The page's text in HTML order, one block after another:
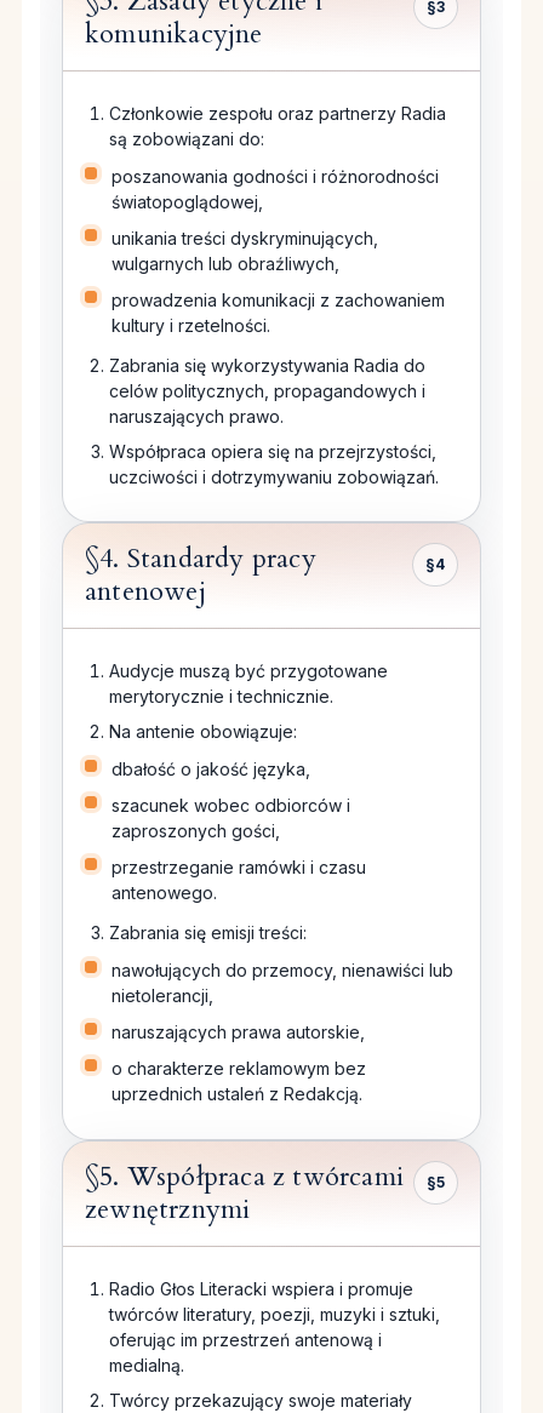
komunikacyjne
§3
Członkowie zespołu oraz partnerzy Radia
są zobowiązani do:
poszanowania godności i różnorodności
światopoglądowej,
unikania treści dyskryminujących,
wulgarnych lub obraźliwych,
prowadzenia komunikacji z zachowaniem
kultury i rzetelności.
Zabrania się wykorzystywania Radia do
celów politycznych, propagandowych i
naruszających prawo.
Współpraca opiera się na przejrzystości,
uczciwości i dotrzymywaniu zobowiązań.
§4. Standardy pracy
antenowej
§4
Audycje muszą być przygotowane
merytorycznie i technicznie.
Na antenie obowiązuje:
dbałość o jakość języka,
szacunek wobec odbiorców i
zaproszonych gości,
przestrzeganie ramówki i czasu
antenowego.
Zabrania się emisji treści:
nawołujących do przemocy, nienawiści lub
nietolerancji,
naruszających prawa autorskie,
o charakterze reklamowym bez
uprzednich ustaleń z Redakcją.
§5. Współpraca z twórcami
zewnętrznymi
§5
Radio Głos Literacki wspiera i promuje
twórców literatury, poezji, muzyki i sztuki,
oferując im przestrzeń antenową i
medialną.
Twórcy przekazujący swoje materiały